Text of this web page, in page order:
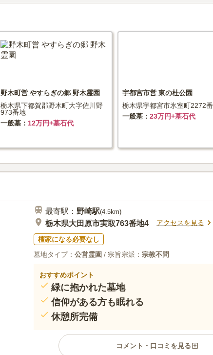
近くにあるので、お花やお供え物を前日までに用意
ていく。食事処も法事で使える料亭が近くにあるた
野木町営 やすらぎの郷 野木霊園
栃木県下都賀郡野木町大字佐川野
973番地
一般墓
12万円+墓石代
宇都宮市営 東の杜公園
栃木県宇都宮市氷室町2272
一般墓
23万円+墓石代
最寄駅： 野崎駅(4.5km)
栃木県大田原市実取763番地4 アクセスを見る
檀家になる必要なし
墓地タイプ： 公営霊園 / 宗旨宗派： 宗教不問
おすすめポイント
緑に抱かれた墓地
信仰がある方も眠れる
休憩所完備
コメント・口コミを見る